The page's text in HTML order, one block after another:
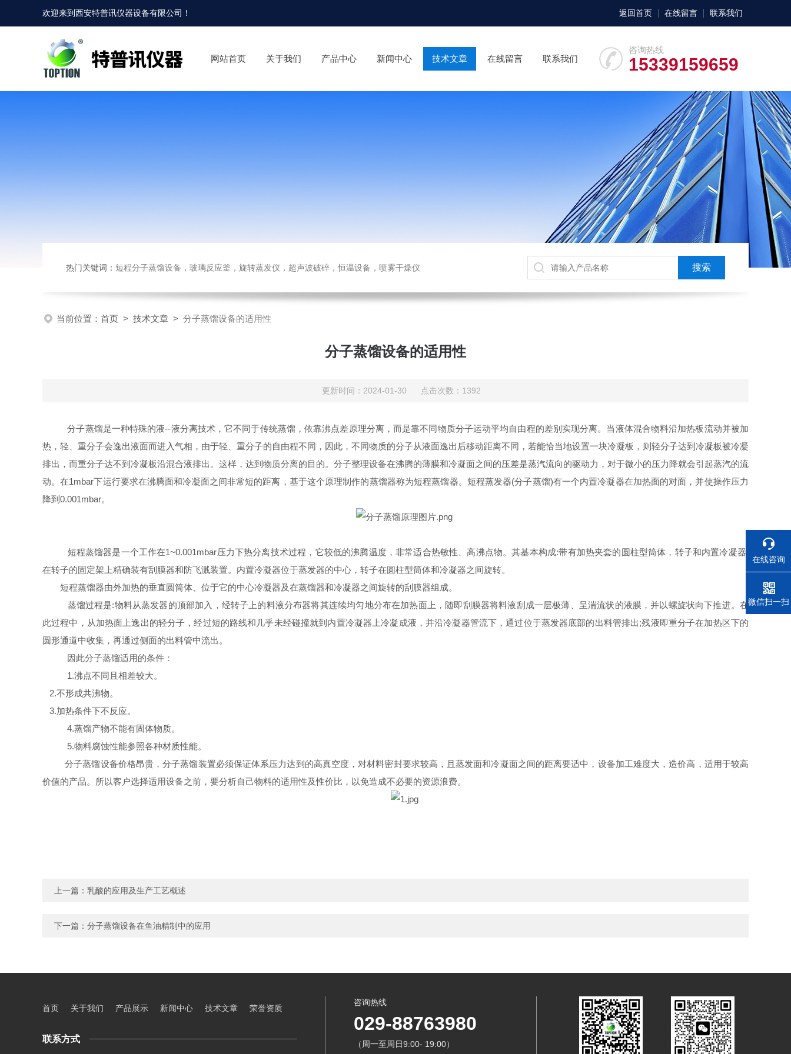
欢迎来到西安特普讯仪器设备有限公司 ！ 返回首页 在线留言 联系我们
咨询热线
15339159659
网站首页 关于我们 产品中心 新闻中心 技术文章 在线留言 联系我们
热门关键词： 短程分子蒸馏设备，玻璃反应釜，旋转蒸发仪，超声波破碎，恒温设备，喷雾干燥仪
当前位置： 首页 > 技术文章 > 分子蒸馏设备的适用性
分子蒸馏设备的适用性
更新时间：2024-01-30 点击次数：1392
分子蒸馏是一种特殊的液--液分离技术，它不同于传统蒸馏，依靠沸点差原理分离，而是靠不同物质分子运动平均自由程的差别实现分离。当液体混合物料沿加热板流动并被加
热，轻、重分子会逸出液面而进入气相，由于轻、重分子的自由程不同，因此，不同物质的分子从液面逸出后移动距离不同，若能恰当地设置一块冷凝板，则轻分子达到冷凝板被冷凝
排出，而重分子达不到冷凝板沿混合液排出。这样，达到物质分离的目的。分子整理设备在沸腾的薄膜和冷凝面之间的压差是蒸汽流向的驱动力，对于微小的压力降就会引起蒸汽的流
动。在1mbar下运行要求在沸腾面和冷凝面之间非常短的距离，基于这个原理制作的蒸馏器称为短程蒸馏器。短程蒸发器(分子蒸馏)有一个内置冷凝器在加热面的对面，并使操作压力
降到0.001mbar。
短程蒸馏器是一个工作在1~0.001mbar压力下热分离技术过程，它较低的沸腾温度，非常适合热敏性、高沸点物。其基本构成:带有加热夹套的圆柱型筒体，转子和内置冷凝器;
在转子的固定架上精确装有刮膜器和防飞溅装置。内置冷凝器位于蒸发器的中心，转子在圆柱型筒体和冷凝器之间旋转。
短程蒸馏器由外加热的垂直圆筒体、位于它的中心冷凝器及在蒸馏器和冷凝器之间旋转的刮膜器组成。
蒸馏过程是:物料从蒸发器的顶部加入，经转子上的料液分布器将其连续均匀地分布在加热面上，随即刮膜器将料液刮成一层极薄、呈湍流状的液膜，并以螺旋状向下推进。在
此过程中，从加热面上逸出的轻分子，经过短的路线和几乎未经碰撞就到内置冷凝器上冷凝成液，并沿冷凝器管流下，通过位于蒸发器底部的出料管排出;残液即重分子在加热区下的
圆形通道中收集，再通过侧面的出料管中流出。
因此分子蒸馏适用的条件：
1.沸点不同且相差较大。
2.不形成共沸物。
3.加热条件下不反应。
4.蒸馏产物不能有固体物质。
5.物料腐蚀性能参照各种材质性能。
分子蒸馏设备价格昂贵，分子蒸馏装置必须保证体系压力达到的高真空度，对材料密封要求较高，且蒸发面和冷凝面之间的距离要适中，设备加工难度大，造价高，适用于较高
价值的产品。所以客户选择适用设备之前，要分析自己物料的适用性及性价比，以免造成不必要的资源浪费。
上一篇： 乳酸的应用及生产工艺概述
下一篇： 分子蒸馏设备在鱼油精制中的应用
首页 关于我们 产品展示 新闻中心 技术文章 荣誉资质
联系方式
咨询热线
029-88763980
（周一至周日9:00- 19:00）
在线咨询
电话
微信扫一扫